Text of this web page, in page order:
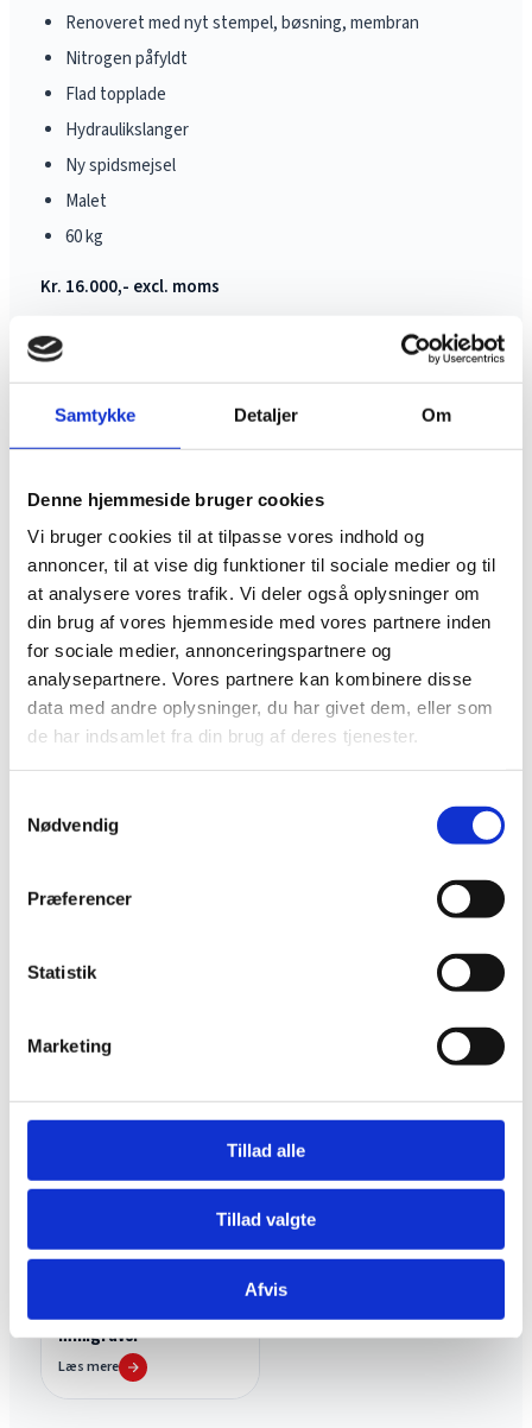
Samtykke Detaljer Om
Denne hjemmeside bruger cookies
Vi bruger cookies til at tilpasse vores indhold og
annoncer, til at vise dig funktioner til sociale medier og til
at analysere vores trafik. Vi deler også oplysninger om
din brug af vores hjemmeside med vores partnere inden
for sociale medier, annonceringspartnere og
analysepartnere. Vores partnere kan kombinere disse
data med andre oplysninger, du har givet dem, eller som
de har indsamlet fra din brug af deres tjenester.
Nødvendig
Præferencer
Statistik
Marketing
Tillad alle
Tillad valgte
Afvis
Renoveret med nyt stempel, bøsning, membran
Nitrogen påfyldt
Flad topplade
Hydraulikslanger
Ny spidsmejsel
Malet
60 kg
Kr. 16.000,- excl. moms
MERE FRA BEJCO
Andre produkter i Brugte maskiner
Se alle
BRUGTE MASKINER
Læs mere
Demo BOMAG Tandem
Yanmar SV19VT
minigraver
Læs mere